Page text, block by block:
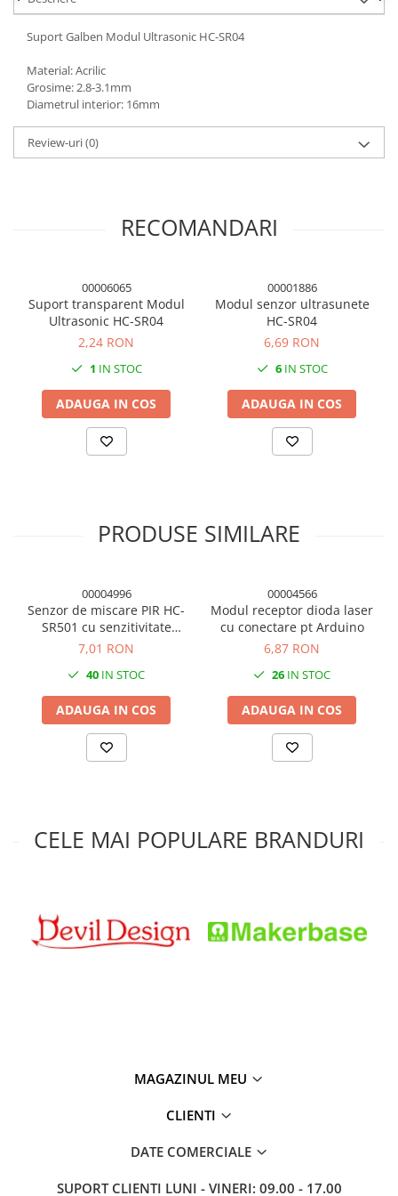
Panouri solare
Scule si aparate de masura
Aparate de masura si testare
Scule manuale si electrice
Cabluri, conectori si izolatie
Cabluri si adaptoare
Conectori, mufe si blocuri
Condensatori si rezonatoare
Diode si punti redresoare
Lichidare de stoc
Suport Galben Modul Ultrasonic HC-SR04
Material: Acrilic
Grosime: 2.8-3.1mm
Diametrul interior: 16mm
Review-uri(0)
RECOMANDARI
00006065
Suport transparent Modul
Ultrasonic HC-SR04
2,24 RON
1 IN STOC
ADAUGA IN COS
00001886
Modul senzor ultrasunete
HC-SR04
6,69 RON
6IN STOC
ADAUGA IN COS
PRODUSE SIMILARE
00004996
Senzor de miscare PIR HC-
SR501 cu senzitivitate
ajustabila
7,01 RON
40 IN STOC
ADAUGA IN COS
00004566
Modul receptor dioda laser
cu conectare pt Arduino
6,87 RON
26 IN STOC
ADAUGA IN COS
CELE MAI POPULARE BRANDURI
MAGAZINUL MEU
CLIENTI
DATE COMERCIALE
SUPORT CLIENTI LUNI - VINERI: 09.00 - 17.00